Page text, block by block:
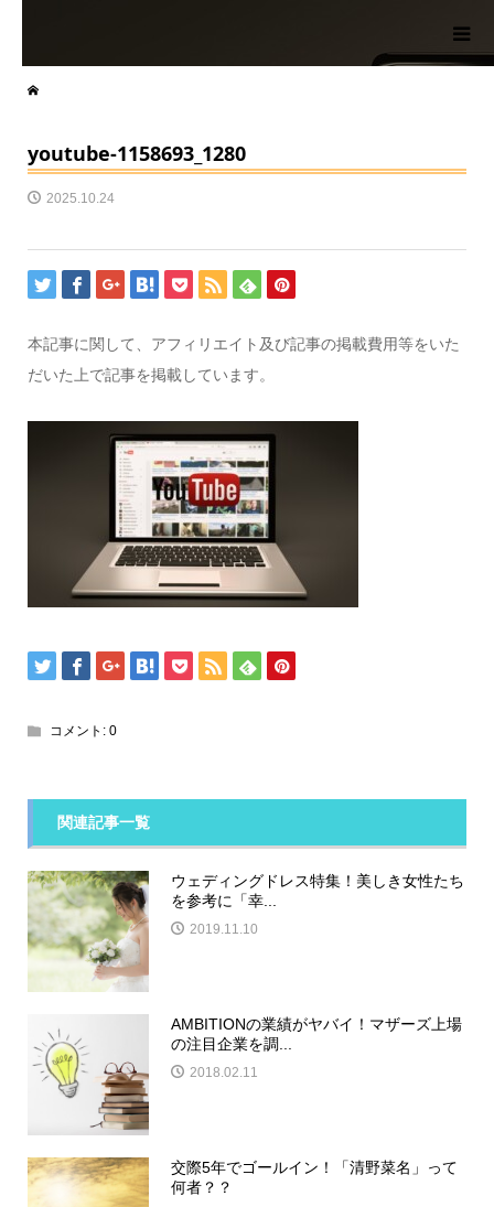
youtube-1158693_1280
2025.10.24
本記事に関して、アフィリエイト及び記事の掲載費用等をいた
だいた上で記事を掲載しています。
コメント: 0
関連記事一覧
ウェディングドレス特集！美しき女性たち
を参考に「幸...
2019.11.10
AMBITIONの業績がヤバイ！マザーズ上場
の注目企業を調...
2018.02.11
交際5年でゴールイン！「清野菜名」って
何者？？